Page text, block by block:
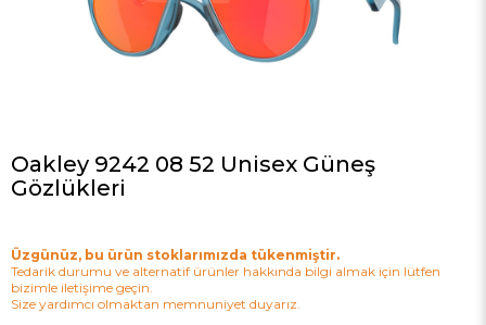
Oakley 9242 08 52 Unisex Güneş
Gözlükleri
Üzgünüz, bu ürün stoklarımızda tükenmiştir.
Tedarik durumu ve alternatif ürünler hakkında bilgi almak için lütfen
bizimle iletişime geçin.
Size yardımcı olmaktan memnuniyet duyarız.